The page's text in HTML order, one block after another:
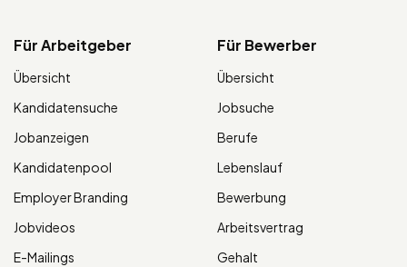
Für Arbeitgeber
Übersicht
Kandidatensuche
Jobanzeigen
Kandidatenpool
Employer Branding
Jobvideos
E-Mailings
Für Bewerber
Übersicht
Jobsuche
Berufe
Lebenslauf
Bewerbung
Arbeitsvertrag
Gehalt